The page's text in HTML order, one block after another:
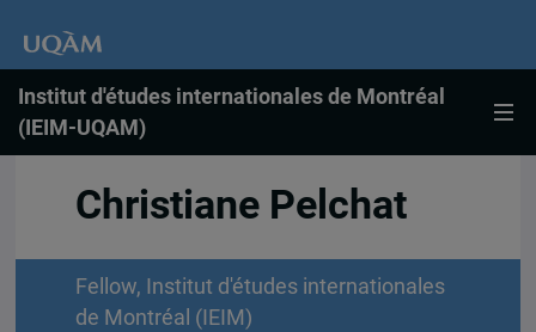
Institut d'études internationales de Montréal
(IEIM-UQAM)
Christiane Pelchat
Fellow, Institut d'études internationales
de Montréal (IEIM)